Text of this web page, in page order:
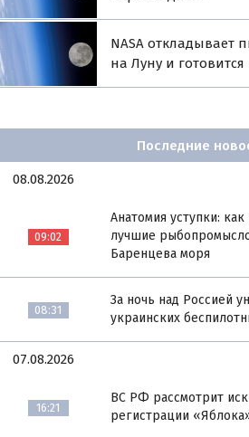
NASA откладывает
на Луну и
Последние
08.08.2026
09:02
Анатомия уступки:
лучшие
Баренцева моря
08:31
За ночь над Россией
украинских
07.08.2026
16:21
ВС РФ рассмотрит
регистрации